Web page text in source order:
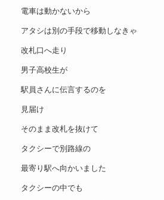
電車は動かないから
アタシは別の手段で移動しなきゃ
改札口へ走り
男子高校生が
駅員さんに伝言するのを
見届け
そのまま改札を抜けて
タクシーで別路線の
最寄り駅へ向かいました
タクシーの中でも